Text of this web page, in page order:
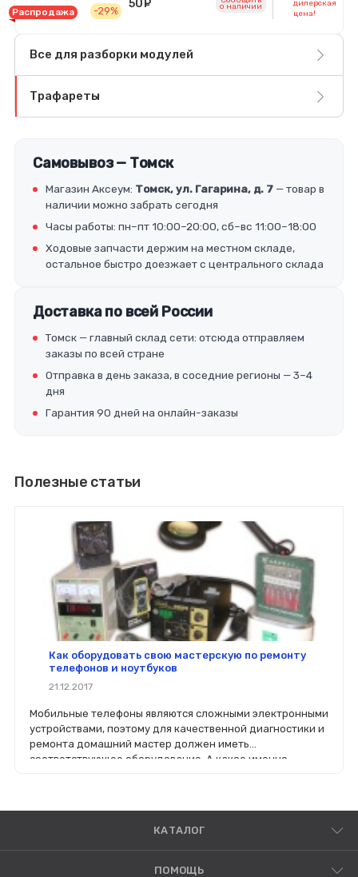
Распродажа
-29%
50 o наличии
дилерская
цена!
Все для разборки модулей
Трафареты
Самовывоз — Томск
Магазин Аксеум: Томск, ул. Гагарина, д. 7 — товар в
наличии можно забрать сегодня
Часы работы: пн–пт 10:00–20:00, сб–вс 11:00–18:00
Ходовые запчасти держим на местном складе,
остальное быстро доезжает с центрального склада
Доставка по всей России
Томск — главный склад сети: отсюда отправляем
заказы по всей стране
Отправка в день заказа, в соседние регионы — 3–4
дня
Гарантия 90 дней на онлайн-заказы
Полезные статьи
Как оборудовать свою мастерскую по ремонту
телефонов и ноутбуков
21.12.2017
Мобильные телефоны являются сложными электронными
устройствами, поэтому для качественной диагностики и
ремонта домашний мастер должен иметь
соответствующее оборудование. А какое именно -
КАТАЛОГ
ПОМОЩЬ